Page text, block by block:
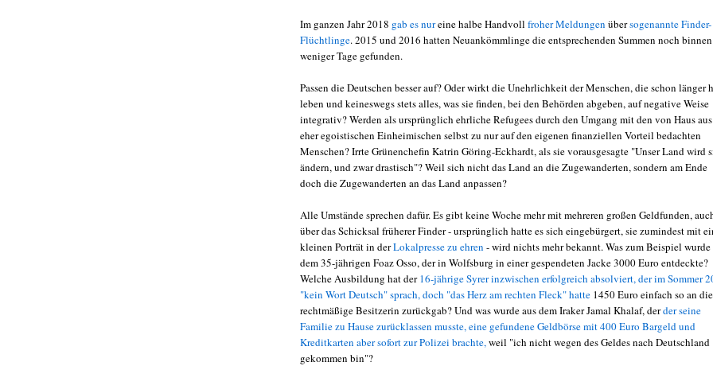
Im ganzen Jahr 2018 gab es nureine halbe Handvoll froher Meldungen übersogenannte Finder-
Flüchtlinge. 2015 und 2016 hatten Neuankömmlinge die entsprechenden Summen noch binnen
weniger Tage gefunden.
Passen die Deutschen besser auf? Oder wirkt die Unehrlichkeit der Menschen, die schon länger
leben und keineswegs stets alles, was sie finden, bei den Behörden abgeben, auf negative Weise
integrativ? Werden als ursprünglich ehrliche Refugees durch den Umgang mit den von Haus aus
eher egoistischen Einheimischen selbst zu nur auf den eigenen finanziellen Vorteil bedachten
Menschen? Irrte Grünenchefin Katrin Göring-Eckhardt, als sie vorausgesagte "Unser Land wird
ändern, und zwar drastisch"? Weil sich nicht das Land an die Zugewanderten, sondern am Ende
doch die Zugewanderten an das Land anpassen?
Alle Umstände sprechen dafür. Es gibt keine Woche mehr mit mehreren großen Geldfunden,
über das Schicksal früherer Finder - ursprünglich hatte es sich eingebürgert, sie zumindest mit
kleinen Porträt in derLokalpresse zu ehren - wird nichts mehr bekannt. Was zum Beispiel wurde
dem 35-jährigen Foaz Osso, der in Wolfsburg in einer gespendeten Jacke 3000 Euro entdeckte?
Welche Ausbildung hat der16-jährige Syrer inzwischen erfolgreich absolviert, der im Sommer
"kein Wort Deutsch" sprach, doch "das Herz am rechten Fleck" hatte 1450 Euro einfach so an die
rechtmäßige Besitzerin zurückgab? Und was wurde aus dem Iraker Jamal Khalaf, derder seine
Familie zu Hause zurücklassen musste, eine gefundene Geldbörse mit 400 Euro Bargeld und
Kreditkarten aber sofort zur Polizei brachte, weil "ich nicht wegen des Geldes nach Deutschland
gekommen bin"?